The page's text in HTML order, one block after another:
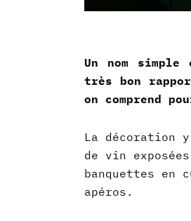
Un nom
très bon
on comprend
La
de vin
banquettes en
apéros.